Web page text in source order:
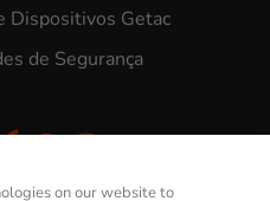
Dispositivos Getac
de Segurança
on our website to